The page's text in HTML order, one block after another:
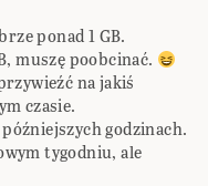
ponad 1 GB.
muszę poobcinać.
na jakiś
czasie.
godzinach.
tygodniu, ale